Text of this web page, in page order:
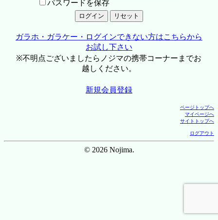
パスワードを保存
ガラホ・ガラケー・ログインできない方はこちらから
お試し下さい
※不明点ございましたらノジマの携帯コーナーまでお
越しください。
新規会員登録
ページトップへ
マイページへ
サイトトップへ
ログアウト
© 2026 Nojima.